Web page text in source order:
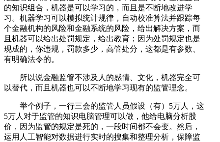
的知识组合，机器是可以学习的，而且是不断地改进学
习。机器学习可以模拟统计规律，自动校准算法并跟踪每
个金融机构的风险和金融系统的风险，给出解决方案，而
且机器可以给出处罚规定，给出教育；因为处罚规定也是
现成的，你违规，罚款多少，高管处分，这都是有参数、
有明确法令的。
所以说金融监管不涉及人的感情、文化，机器完全可
以替代，而且机器也可以不断地学习现有的监管理念。
举个例子，一行三会的监管人员假设（有）5万人，这
5万人对于监管的知识电脑管理可以做，他给电脑分析股
价，因为监管的规定是死的，一段时间都不会变。然后，
运用人工智能对数据进行实时的搜集和整理分析，保障监